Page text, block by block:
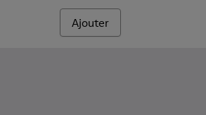
Ajouter